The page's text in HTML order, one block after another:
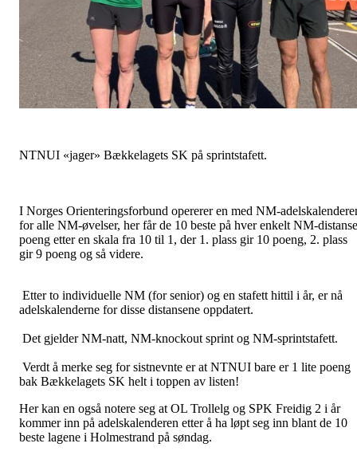
NTNUI «jager» Bækkelagets SK på sprintstafett.
I Norges Orienteringsforbund opererer en med NM-
for alle NM-øvelser, her får de 10 beste på hver enkelt NM-distanse
poeng etter en skala fra 10 til 1, der 1. plass gir 10 poeng, 2. plass
gir 9 poeng og så videre.
Etter to individuelle NM (for senior) og en stafett hittil i år, er nå
adelskalenderne for disse distansene oppdatert.
Det gjelder NM-natt, NM-knockout sprint og NM-sprintstafett.
Verdt å merke seg for sistnevnte er at NTNUI bare er 1 lite poeng
bak Bækkelagets SK helt i toppen av listen!
Her kan en også notere seg at OL Trollelg og SPK Freidig 2 i år
kommer inn på adelskalenderen etter å ha løpt seg inn blant de 10
beste lagene i Holmestrand på søndag.